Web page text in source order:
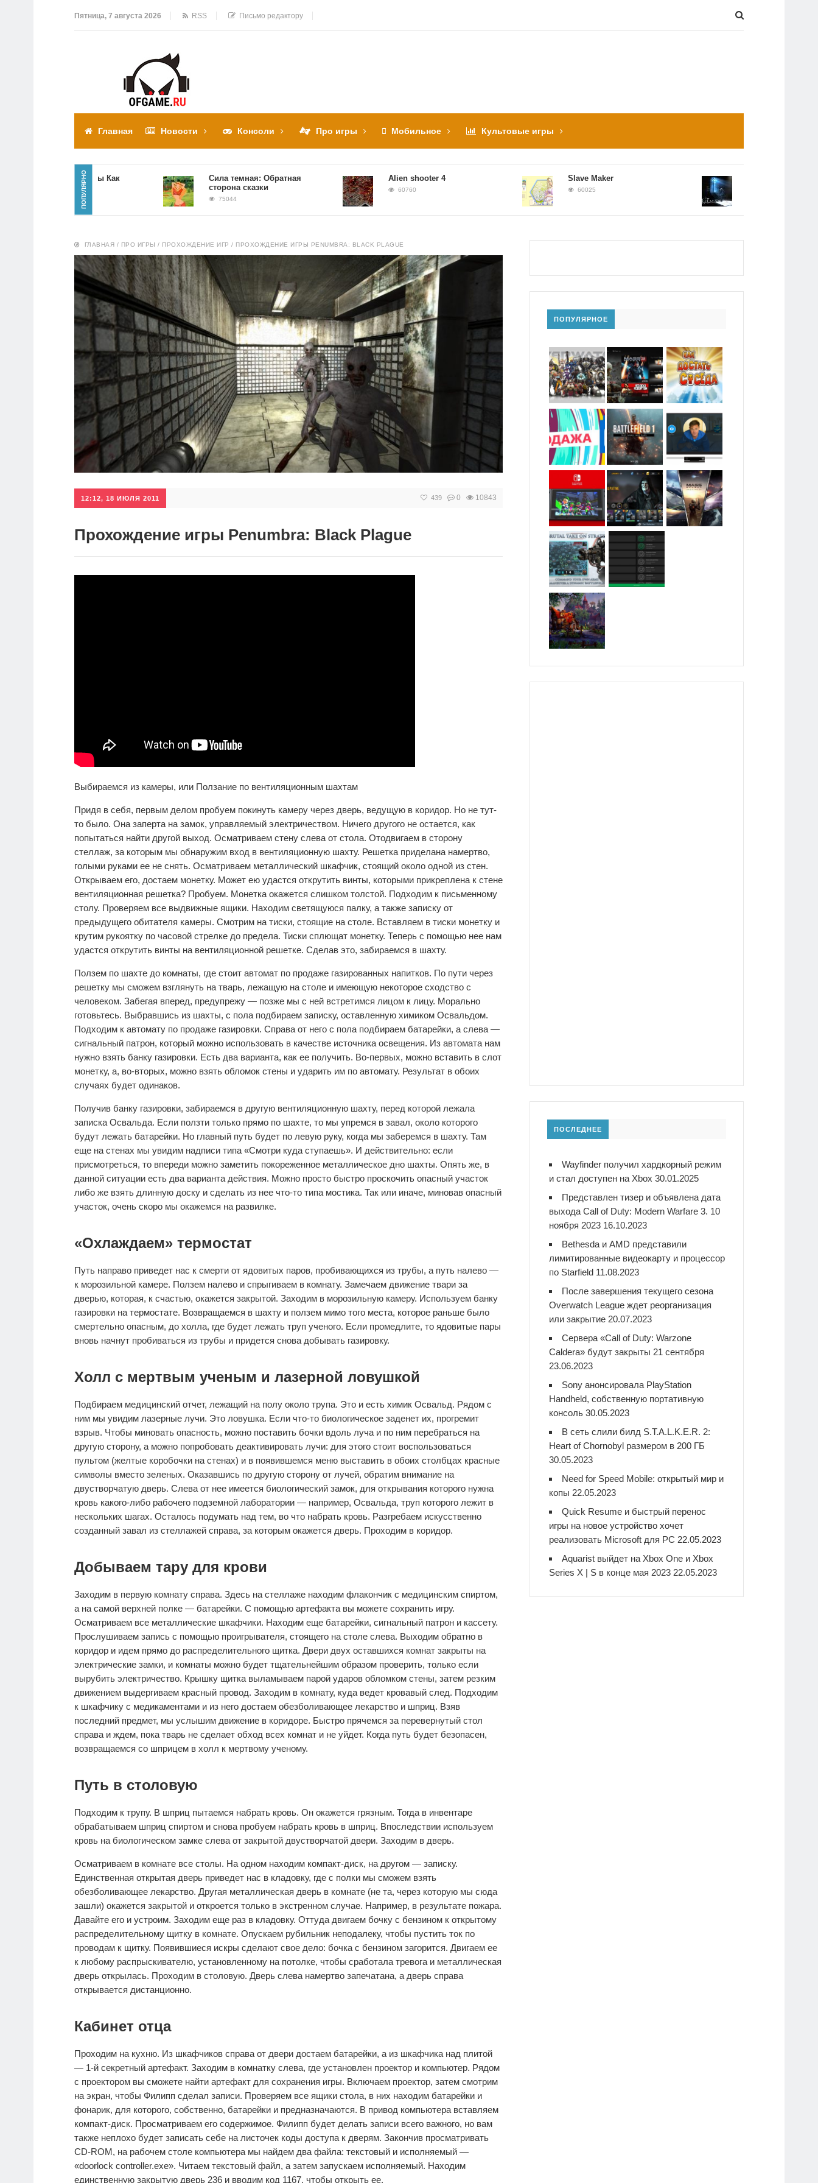
Пятница, 7 августа 2026 RSS Письмо редактору
Главная Новости Консоли Про игры Мобильное Культовые игры
ПОПУЛЯРНО
Прохождение игры Как
Сила темная: Обратная
сторона сказки
75044
Alien shooter 4
60760
Slave Maker
60025
Прохождение Hitman:
Contracts
56652
ГЛАВНАЯ / ПРО ИГРЫ / ПРОХОЖДЕНИЕ ИГР / ПРОХОЖДЕНИЕ ИГРЫ PENUMBRA: BLACK PLAGUE
12:12, 18 ИЮЛЯ 2011 439 0 10843
Прохождение игры Penumbra: Black Plague
Выбираемся из камеры, или Ползание по вентиляционным шахтам
Придя в себя, первым делом пробуем покинуть камеру через дверь, ведущую в коридор. Но не тут-
то было. Она заперта на замок, управляемый электричеством. Ничего другого не остается, как
попытаться найти другой выход. Осматриваем стену слева от стола. Отодвигаем в сторону
стеллаж, за которым мы обнаружим вход в вентиляционную шахту. Решетка приделана намертво,
голыми руками ее не снять. Осматриваем металлический шкафчик, стоящий около одной из стен.
Открываем его, достаем монетку. Может ею удастся открутить винты, которыми прикреплена к стене
вентиляционная решетка? Пробуем. Монетка окажется слишком толстой. Подходим к письменному
столу. Проверяем все выдвижные ящики. Находим светящуюся палку, а также записку от
предыдущего обитателя камеры. Смотрим на тиски, стоящие на столе. Вставляем в тиски монетку и
крутим рукоятку по часовой стрелке до предела. Тиски сплющат монетку. Теперь с помощью нее нам
удастся открутить винты на вентиляционной решетке. Сделав это, забираемся в шахту.
Ползем по шахте до комнаты, где стоит автомат по продаже газированных напитков. По пути через
решетку мы сможем взглянуть на тварь, лежащую на столе и имеющую некоторое сходство с
человеком. Забегая вперед, предупрежу — позже мы с ней встретимся лицом к лицу. Морально
готовьтесь. Выбравшись из шахты, с пола подбираем записку, оставленную химиком Освальдом.
Подходим к автомату по продаже газировки. Справа от него с пола подбираем батарейки, а слева —
сигнальный патрон, который можно использовать в качестве источника освещения. Из автомата нам
нужно взять банку газировки. Есть два варианта, как ее получить. Во-первых, можно вставить в слот
монетку, а, во-вторых, можно взять обломок стены и ударить им по автомату. Результат в обоих
случаях будет одинаков.
Получив банку газировки, забираемся в другую вентиляционную шахту, перед которой лежала
записка Освальда. Если ползти только прямо по шахте, то мы упремся в завал, около которого
будут лежать батарейки. Но главный путь будет по левую руку, когда мы заберемся в шахту. Там
еще на стенах мы увидим надписи типа «Смотри куда ступаешь». И действительно: если
присмотреться, то впереди можно заметить покореженное металлическое дно шахты. Опять же, в
данной ситуации есть два варианта действия. Можно просто быстро проскочить опасный участок
либо же взять длинную доску и сделать из нее что-то типа мостика. Так или иначе, миновав опасный
участок, очень скоро мы окажемся на развилке.
«Охлаждаем» термостат
Путь направо приведет нас к смерти от ядовитых паров, пробивающихся из трубы, а путь налево —
к морозильной камере. Ползем налево и спрыгиваем в комнату. Замечаем движение твари за
дверью, которая, к счастью, окажется закрытой. Заходим в морозильную камеру. Используем банку
газировки на термостате. Возвращаемся в шахту и ползем мимо того места, которое раньше было
смертельно опасным, до холла, где будет лежать труп ученого. Если промедлите, то ядовитые пары
вновь начнут пробиваться из трубы и придется снова добывать газировку.
Холл с мертвым ученым и лазерной ловушкой
Подбираем медицинский отчет, лежащий на полу около трупа. Это и есть химик Освальд. Рядом с
ним мы увидим лазерные лучи. Это ловушка. Если что-то биологическое заденет их, прогремит
взрыв. Чтобы миновать опасность, можно поставить бочки вдоль луча и по ним перебраться на
другую сторону, а можно попробовать деактивировать лучи: для этого стоит воспользоваться
пультом (желтые коробочки на стенах) и в появившемся меню выставить в обоих столбцах красные
символы вместо зеленых. Оказавшись по другую сторону от лучей, обратим внимание на
двустворчатую дверь. Слева от нее имеется биологический замок, для открывания которого нужна
кровь какого-либо рабочего подземной лаборатории — например, Освальда, труп которого лежит в
нескольких шагах. Осталось подумать над тем, во что набрать кровь. Разгребаем искусственно
созданный завал из стеллажей справа, за которым окажется дверь. Проходим в коридор.
Добываем тару для крови
Заходим в первую комнату справа. Здесь на стеллаже находим флакончик с медицинским спиртом,
а на самой верхней полке — батарейки. С помощью артефакта вы можете сохранить игру.
Осматриваем все металлические шкафчики. Находим еще батарейки, сигнальный патрон и кассету.
Прослушиваем запись с помощью проигрывателя, стоящего на столе слева. Выходим обратно в
коридор и идем прямо до распределительного щитка. Двери двух оставшихся комнат закрыты на
электрические замки, и комнаты можно будет тщательнейшим образом проверить, только если
вырубить электричество. Крышку щитка выламываем парой ударов обломком стены, затем резким
движением выдергиваем красный провод. Заходим в комнату, куда ведет кровавый след. Подходим
к шкафчику с медикаментами и из него достаем обезболивающее лекарство и шприц. Взяв
последний предмет, мы услышим движение в коридоре. Быстро прячемся за перевернутый стол
справа и ждем, пока тварь не сделает обход всех комнат и не уйдет. Когда путь будет безопасен,
возвращаемся со шприцем в холл к мертвому ученому.
Путь в столовую
Подходим к трупу. В шприц пытаемся набрать кровь. Он окажется грязным. Тогда в инвентаре
обрабатываем шприц спиртом и снова пробуем набрать кровь в шприц. Впоследствии используем
кровь на биологическом замке слева от закрытой двустворчатой двери. Заходим в дверь.
Осматриваем в комнате все столы. На одном находим компакт-диск, на другом — записку.
Единственная открытая дверь приведет нас в кладовку, где с полки мы сможем взять
обезболивающее лекарство. Другая металлическая дверь в комнате (не та, через которую мы сюда
зашли) окажется закрытой и откроется только в экстренном случае. Например, в результате пожара.
Давайте его и устроим. Заходим еще раз в кладовку. Оттуда двигаем бочку с бензином к открытому
распределительному щитку в комнате. Опускаем рубильник неподалеку, чтобы пустить ток по
проводам к щитку. Появившиеся искры сделают свое дело: бочка с бензином загорится. Двигаем ее
к любому распрыскивателю, установленному на потолке, чтобы сработала тревога и металлическая
дверь открылась. Проходим в столовую. Дверь слева намертво запечатана, а дверь справа
открывается дистанционно.
Кабинет отца
Проходим на кухню. Из шкафчиков справа от двери достаем батарейки, а из шкафчика над плитой
— 1-й секретный артефакт. Заходим в комнатку слева, где установлен проектор и компьютер. Рядом
с проектором вы сможете найти артефакт для сохранения игры. Включаем проектор, затем смотрим
на экран, чтобы Филипп сделал записи. Проверяем все ящики стола, в них находим батарейки и
фонарик, для которого, собственно, батарейки и предназначаются. В привод компьютера вставляем
компакт-диск. Просматриваем его содержимое. Филипп будет делать записи всего важного, но вам
также неплохо будет записать себе на листочек коды доступа к дверям. Закончив просматривать
CD-ROM, на рабочем столе компьютера мы найдем два файла: текстовый и исполняемый —
«doorlock controller.exe». Читаем текстовый файл, а затем запускаем исполняемый. Находим
единственную закрытую дверь 236 и вводим код 1167, чтобы открыть ее.
ПОПУЛЯРНОЕ
ПОСЛЕДНЕЕ
Wayfinder получил хардкорный режим
и стал доступен на Xbox 30.01.2025
Представлен тизер и объявлена дата
выхода Call of Duty: Modern Warfare 3. 10
ноября 2023 16.10.2023
Bethesda и AMD представили
лимитированные видеокарту и процессор
по Starfield 11.08.2023
После завершения текущего сезона
Overwatch League ждет реорганизация
или закрытие 20.07.2023
Сервера «Call of Duty: Warzone
Caldera» будут закрыты 21 сентября
23.06.2023
Sony анонсировала PlayStation
Handheld, собственную портативную
консоль 30.05.2023
В сеть слили билд S.T.A.L.K.E.R. 2:
Heart of Chornobyl размером в 200 ГБ
30.05.2023
Need for Speed Mobile: открытый мир и
копы 22.05.2023
Quick Resume и быстрый перенос
игры на новое устройство хочет
реализовать Microsoft для PC 22.05.2023
Aquarist выйдет на Xbox One и Xbox
Series X | S в конце мая 2023 22.05.2023